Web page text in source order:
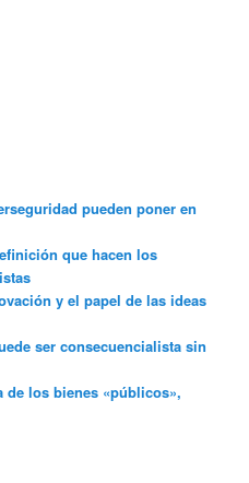
pueden poner en
que hacen los
y el papel de las ideas
ser consecuencialista sin
de los bienes «públicos»,